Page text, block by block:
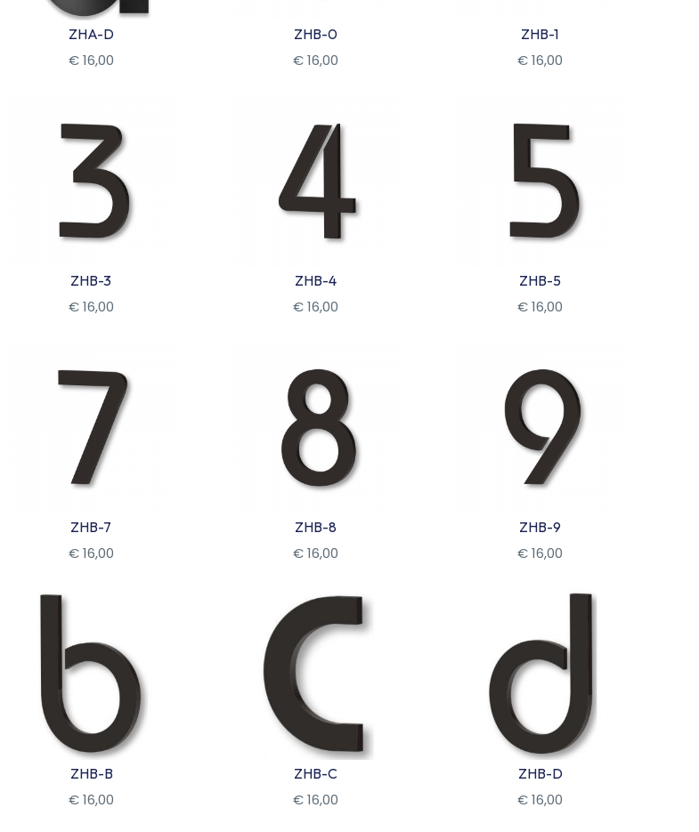
ZHA-D
€16,00
ZHB-0
€16,00
ZHB-1
€16,00
ZHB-3
€16,00
ZHB-4
€16,00
ZHB-5
€16,00
ZHB-7
€16,00
ZHB-8
€16,00
ZHB-9
€16,00
ZHB-B
€16,00
ZHB-C
€16,00
ZHB-D
€16,00